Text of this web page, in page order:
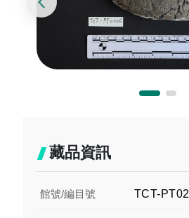
藏品資訊
館號/編目號 TCT-